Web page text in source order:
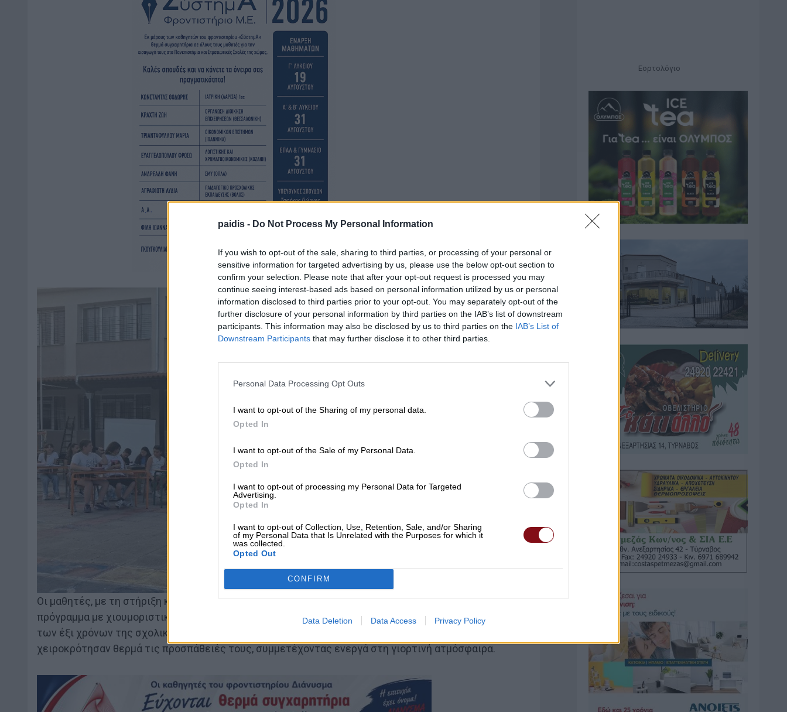
paidis - Do Not Process My Personal Information
If you wish to opt-out of the sale, sharing to third parties, or processing of your personal or
sensitive information for targeted advertising by us, please use the below opt-out section to
confirm your selection. Please note that after your opt-out request is processed you may
continue seeing interest-based ads based on personal information utilized by us or personal
information disclosed to third parties prior to your opt-out. You may separately opt-out of the
further disclosure of your personal information by third parties on the IAB’s list of downstream
participants. This information may also be disclosed by us to third parties on the IAB’s List of
Downstream Participants that may further disclose it to other third parties.
Personal Data Processing Opt Outs
I want to opt-out of the Sharing of my personal data.
Opted In
I want to opt-out of the Sale of my Personal Data.
Opted In
I want to opt-out of processing my Personal Data for Targeted
Advertising.
Opted In
I want to opt-out of Collection, Use, Retention, Sale, and/or Sharing
of my Personal Data that Is Unrelated with the Purposes for which it
was collected.
Opted Out
CONFIRM
Data Deletion Data Access Privacy Policy
Οι μαθητές, με τη στήριξη και την καθοδήγηση των εκπαιδευτικών τους, παρουσίασαν ένα πλούσιο
πρόγραμμα με χιουμοριστικά σκετς, τραγούδια, χορευτικά και αναδρομές στις πιο όμορφες στιγμές
των έξι χρόνων της σχολικής τους ζωής. Οι παρευρισκόμενοι γονείς, συγγενείς και φίλοι
χειροκρότησαν θερμά τις προσπάθειές τους, συμμετέχοντας ενεργά στη γιορτινή ατμόσφαιρα.
Εορτολόγιο